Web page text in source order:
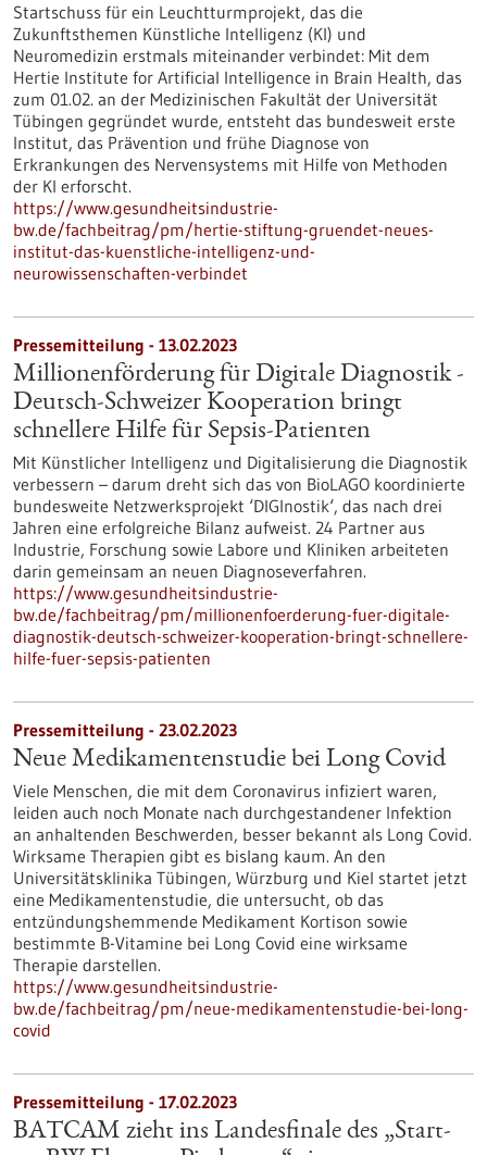
Startschuss für ein Leuchtturmprojekt, das die
Zukunftsthemen Künstliche Intelligenz (KI) und
Neuromedizin erstmals miteinander verbindet: Mit dem
Hertie Institute for Artificial Intelligence in Brain Health, das
zum 01.02. an der Medizinischen Fakultät der Universität
Tübingen gegründet wurde, entsteht das bundesweit erste
Institut, das Prävention und frühe Diagnose von
Erkrankungen des Nervensystems mit Hilfe von Methoden
der KI erforscht.
https://www.gesundheitsindustrie-
bw.de/fachbeitrag/pm/hertie-stiftung-gruendet-neues-
institut-das-kuenstliche-intelligenz-und-
neurowissenschaften-verbindet
Pressemitteilung - 13.02.2023
Millionenförderung für Digitale Diagnostik -
Deutsch-Schweizer Kooperation bringt
schnellere Hilfe für Sepsis-Patienten
Mit Künstlicher Intelligenz und Digitalisierung die Diagnostik
verbessern – darum dreht sich das von BioLAGO koordinierte
bundesweite Netzwerksprojekt ‘DIGInostik‘, das nach drei
Jahren eine erfolgreiche Bilanz aufweist. 24 Partner aus
Industrie, Forschung sowie Labore und Kliniken arbeiteten
darin gemeinsam an neuen Diagnoseverfahren.
https://www.gesundheitsindustrie-
bw.de/fachbeitrag/pm/millionenfoerderung-fuer-digitale-
diagnostik-deutsch-schweizer-kooperation-bringt-schnellere-
hilfe-fuer-sepsis-patienten
Pressemitteilung - 23.02.2023
Neue Medikamentenstudie bei Long Covid
Viele Menschen, die mit dem Coronavirus infiziert waren,
leiden auch noch Monate nach durchgestandener Infektion
an anhaltenden Beschwerden, besser bekannt als Long Covid.
Wirksame Therapien gibt es bislang kaum. An den
Universitätsklinika Tübingen, Würzburg und Kiel startet jetzt
eine Medikamentenstudie, die untersucht, ob das
entzündungshemmende Medikament Kortison sowie
bestimmte B-Vitamine bei Long Covid eine wirksame
Therapie darstellen.
https://www.gesundheitsindustrie-
bw.de/fachbeitrag/pm/neue-medikamentenstudie-bei-long-
covid
Pressemitteilung - 17.02.2023
BATCAM zieht ins Landesfinale des „Start-